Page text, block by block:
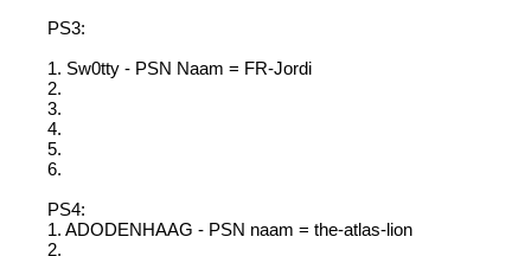
PS3:
1. Sw0tty - PSN Naam = FR-Jordi
2.
3.
4.
5.
6.
PS4:
1. ADODENHAAG - PSN naam = the-atlas-lion
2.